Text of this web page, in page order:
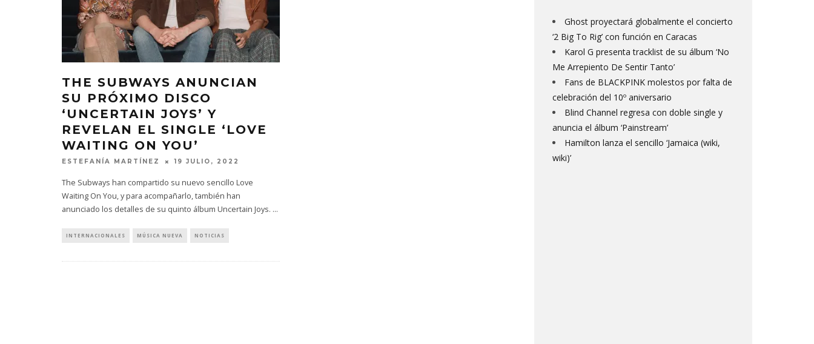
THE SUBWAYS ANUNCIAN
SU PRÓXIMO DISCO
‘UNCERTAIN JOYS’ Y
REVELAN EL SINGLE ‘LOVE
WAITING ON YOU’
ESTEFANÍA MARTÍNEZ 19 JULIO, 2022
The Subways han compartido su nuevo sencillo Love
Waiting On You, y para acompañarlo, también han
anunciado los detalles de su quinto álbum Uncertain Joys. ...
INTERNACIONALES MÚSICA NUEVA NOTICIAS
Ghost proyectará globalmente el concierto
‘2 Big To Rig’ con función en Caracas
Karol G presenta tracklist de su álbum ‘No
Me Arrepiento De Sentir Tanto’
Fans de BLACKPINK molestos por falta de
celebración del 10º aniversario
Blind Channel regresa con doble single y
anuncia el álbum ‘Painstream’
Hamilton lanza el sencillo ‘Jamaica (wiki,
wiki)’